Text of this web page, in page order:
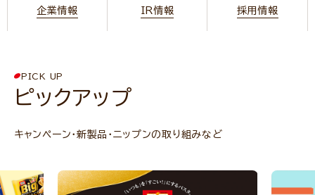
企業情報 IR情報 採用情報
PICK UP
ピックアップ
キャンペーン・新製品・ニップンの取り組みなど